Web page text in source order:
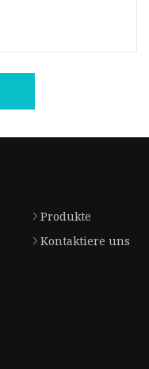
Produkte
Kontaktiere uns